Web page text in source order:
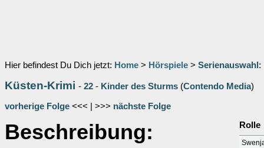
Hier befindest Du Dich jetzt: Home > Hörspiele > Serienauswahl :
Küsten-Krimi - 22 - Kinder des Sturms (Contendo Media)
vorherige Folge <<< | >>> nächste Folge
Beschreibung: Rolle